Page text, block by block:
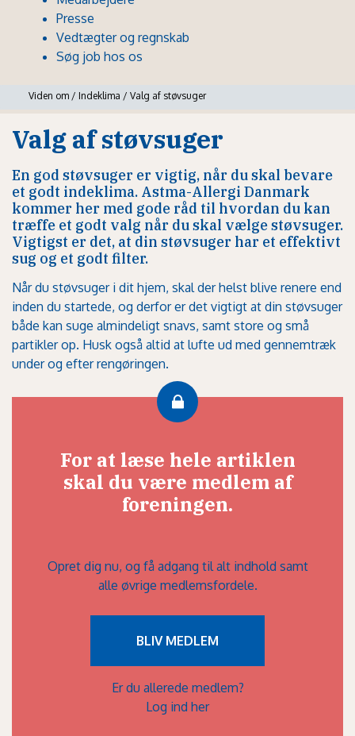
Presse
Vedtægter og regnskab
Søg job hos os
Viden om / Indeklima / Valg af støvsuger
Valg af støvsuger
En god støvsuger er vigtig, når du skal bevare
et godt indeklima. Astma-Allergi Danmark
kommer her med gode råd til hvordan du kan
træffe et godt valg når du skal vælge støvsuger.
Vigtigst er det, at din støvsuger har et effektivt
sug og et godt filter.
Når du støvsuger i dit hjem, skal der helst blive renere end
inden du startede, og derfor er det vigtigt at din støvsuger
både kan suge almindeligt snavs, samt store og små
partikler op. Husk også altid at lufte ud med gennemtræk
under og efter rengøringen.
For at læse hele artiklen
skal du være medlem af
foreningen.
Opret dig nu, og få adgang til alt indhold samt
alle øvrige medlemsfordele.
BLIV MEDLEM
Er du allerede medlem?
Log ind her